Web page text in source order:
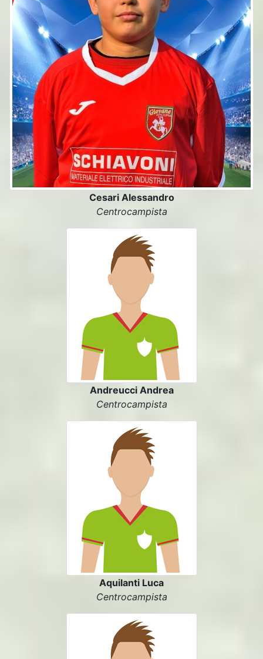
Cesari Alessandro
Centrocampista
Andreucci Andrea
Centrocampista
Aquilanti Luca
Centrocampista